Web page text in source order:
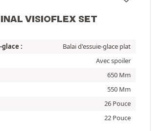
VISIOFLEX SET
:
Balai d'essuie-glace plat
Avec spoiler
650 Mm
550 Mm
26 Pouce
22 Pouce